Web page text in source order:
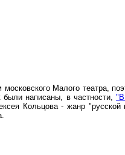
московского Малого театра,
были написаны, в частности,
Кольцова - жанр